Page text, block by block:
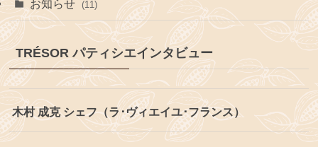
お知らせ (11)
TRÉSOR パティシエインタビュー
木村 成克 シェフ（ラ･ヴィエイユ･フランス）